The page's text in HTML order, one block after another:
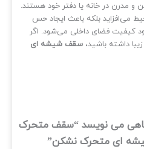
در خانه یا دفتر خود هستند.
بلکه باعث ایجاد حس
فضای داخلی می‌شود. اگر
باشید،سقف شیشه‌ ای
می نویسد “سقف متحرک
متحرک نشکن”